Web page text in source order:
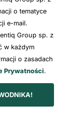
o tematyce
e-mail.
Group sp. z
w każdym
o zasadach
Prywatności.